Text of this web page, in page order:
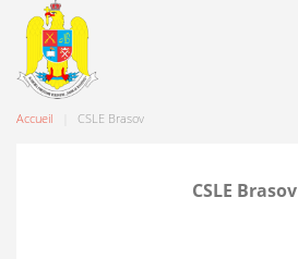
Accueil CSLE Brasov
CSLE Brasov